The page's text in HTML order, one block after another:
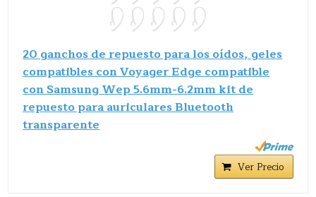
20 ganchos de repuesto para los oídos, geles
compatibles con Voyager Edge compatible
con Samsung Wep 5.6mm-6.2mm kit de
repuesto para auriculares Bluetooth
transparente
Ver Precio